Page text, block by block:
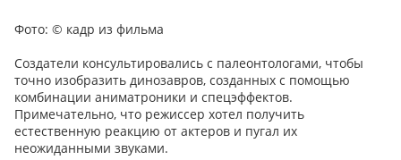
Фото: © кадр из фильма
Создатели консультировались с палеонтологами, чтобы
точно изобразить динозавров, созданных с помощью
комбинации аниматроники и спецэффектов.
Примечательно, что режиссер хотел получить
естественную реакцию от актеров и пугал их
неожиданными звуками.